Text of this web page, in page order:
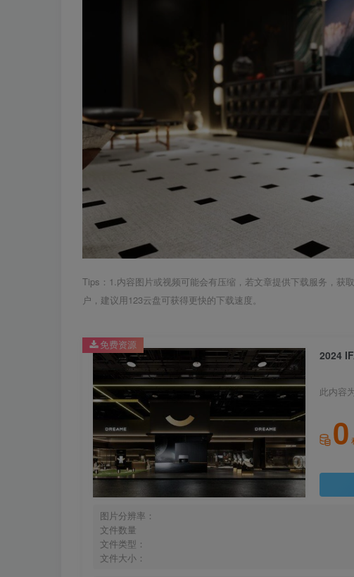
Tips：1.内容图片或视频可能会有压缩，若文章提供下载服务，获
户，建议用123云盘可获得更快的下载速度。
2024
此内容
0
图片分辨率：
文件数量
文件类型：
文件大小：
免费资源